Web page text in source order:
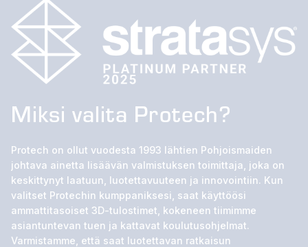
Miksi valita Protech?
Protech on ollut vuodesta 1993 lähtien Pohjoismaiden
johtava ainetta lisäävän valmistuksen toimittaja, joka on
keskittynyt laatuun, luotettavuuteen ja innovointiin. Kun
valitset Protechin kumppaniksesi, saat käyttöösi
ammattitasoiset 3D-tulostimet, kokeneen tiimimme
asiantuntevan tuen ja kattavat koulutusohjelmat.
Varmistamme, että saat luotettavan ratkaisun